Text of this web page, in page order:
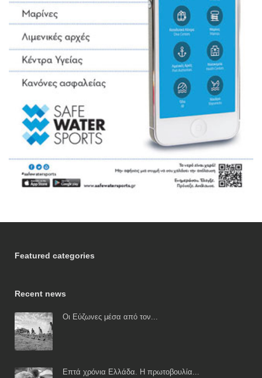
Featured categories
Recent news
Οι Εύζωνες μέσα από τον...
Επτά χρόνια Ελλάδα. Η πρωτοβουλία...